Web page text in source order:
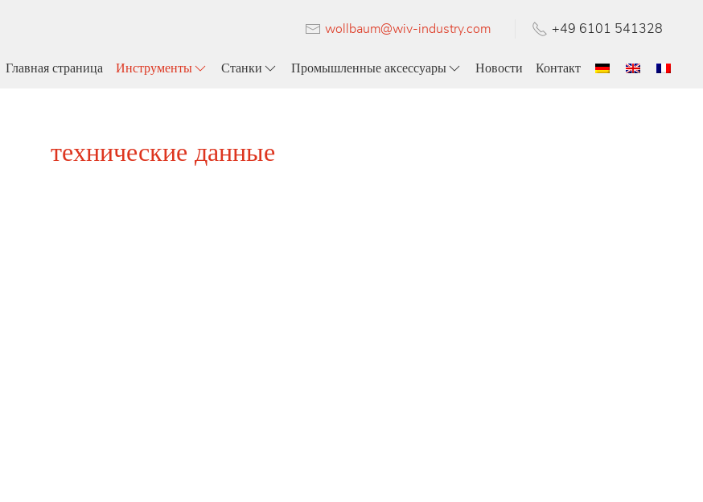
wollbaum@wiv-industry.com +49 6101 541328
Главная страница Инструменты Станки Промышленные аксессуары Новости Контакт
технические данные